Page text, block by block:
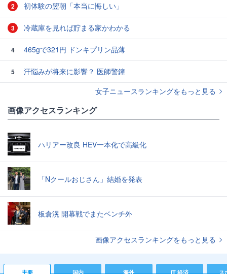
2 初体験の翌朝「本当に悔しい」
3 冷蔵庫を見れば貯まる家かわかる
4 465gで321円 ドンキプリン品薄
5
汗悩みが将来に影響？ 医師警鐘
女子ニュースランキングをもっと見る
画像アクセスランキング
ハリアー改良 HEV一本化で高級化
「Nクールおじさん」結婚を発表
板倉滉 開幕戦でまたベンチ外
画像アクセスランキングをもっと見る
主要 国内 海外 IT 経済 ス